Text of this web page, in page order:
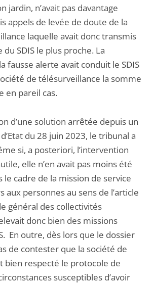
jardin, n’avait pas davantage
appels de levée de doute de la
laquelle avait donc transmis
du SDIS le plus proche. La
fausse alerte avait conduit le SDIS
de télésurveillance la somme
en pareil cas.
d’une solution arrêtée depuis un
du 28 juin 2023, le tribunal a
si, a posteriori, l’intervention
elle n’en avait pas moins été
le cadre de la mission de service
aux personnes au sens de l’article
général des collectivités
donc bien des missions
En outre, dès lors que le dossier
de contester que la société de
bien respecté le protocole de
susceptibles d’avoir